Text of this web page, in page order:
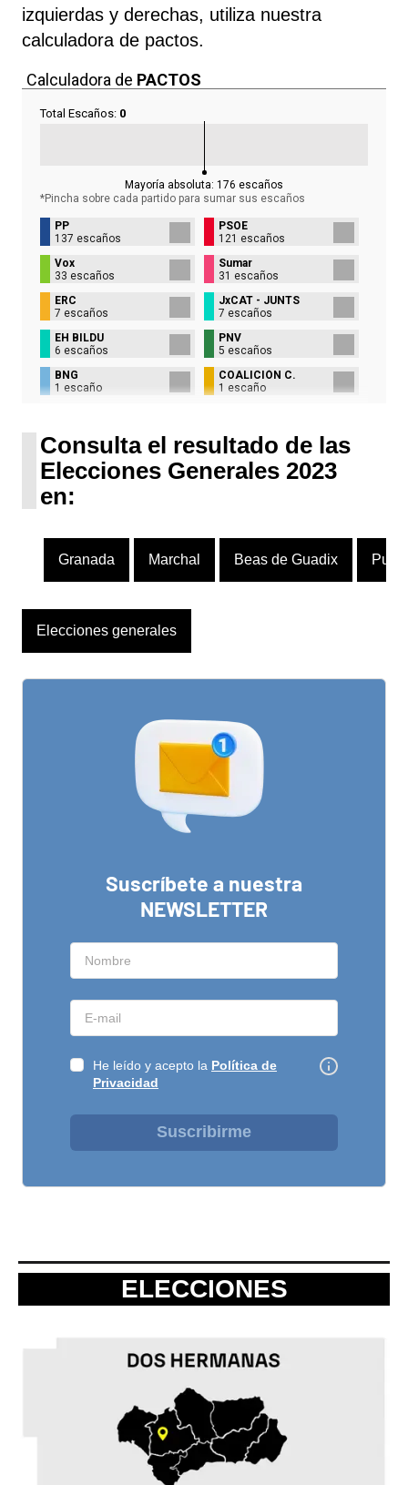
izquierdas y derechas, utiliza nuestra
calculadora de pactos.
Calculadora de PACTOS
Total Escaños: 0
Mayoría absoluta: 176 escaños
*Pincha sobre cada partido para sumar sus escaños
PP
137 escaños
PSOE
121 escaños
Vox
33 escaños
Sumar
31 escaños
ERC
7 escaños
JxCAT - JUNTS
7 escaños
EH BILDU
6 escaños
PNV
5 escaños
BNG
1 escaño
COALICIÓN C.
1 escaño
Consulta el resultado de las
Elecciones Generales 2023
en:
Granada Marchal Beas de Guadix
Elecciones generales
Suscríbete a nuestra
NEWSLETTER
He leído y acepto la Política de
Privacidad
Suscribirme
ELECCIONES